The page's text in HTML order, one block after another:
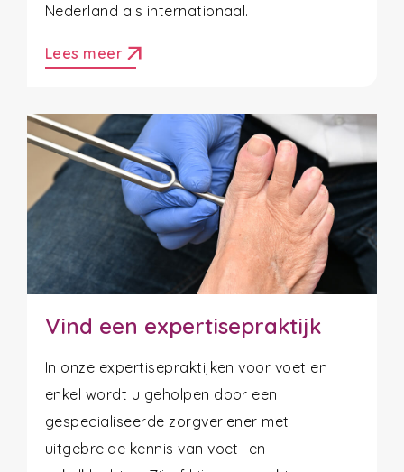
Nederland als internationaal.
Lees meer arrow_outward
Vind een expertisepraktijk
In onze expertisepraktijken voor voet en
enkel wordt u geholpen door een
gespecialiseerde zorgverlener met
uitgebreide kennis van voet- en